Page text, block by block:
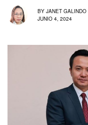
BY JANET GALINDO
JUNIO 4, 2024